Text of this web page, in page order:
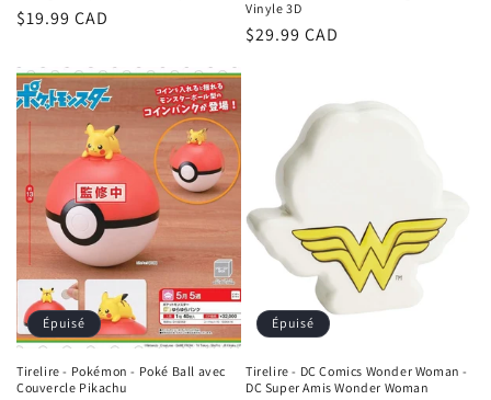
Prix
$19.99 CAD
Vinyle 3D
Prix
$29.99 CAD
Épuisé
Tirelire - Pokémon - Poké Ball avec
Couvercle Pikachu
Épuisé
Tirelire - DC Comics Wonder Woman -
DC Super Amis Wonder Woman